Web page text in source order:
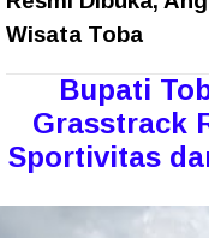
Wisata Toba
Bupati
Grasstrack
Sportivitas